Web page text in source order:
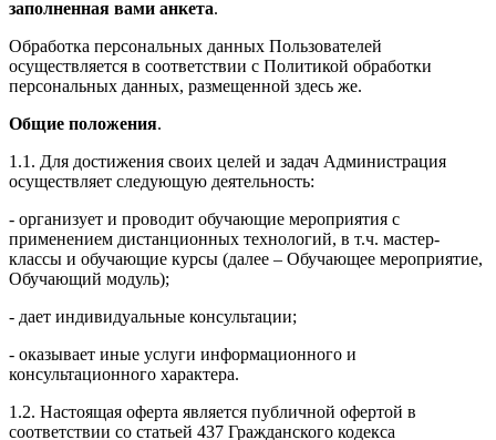
заполненная вами анкета.
Обработка персональных данных Пользователей
осуществляется в соответствии с Политикой обработки
персональных данных, размещенной здесь же.
Общие положения.
1.1. Для достижения своих целей и задач Администрация
осуществляет следующую деятельность:
- организует и проводит обучающие мероприятия с
применением дистанционных технологий, в т.ч. мастер-
классы и обучающие курсы (далее – Обучающее мероприятие,
Обучающий модуль);
- дает индивидуальные консультации;
- оказывает иные услуги информационного и
консультационного характера.
1.2. Настоящая оферта является публичной офертой в
соответствии со статьей 437 Гражданского кодекса